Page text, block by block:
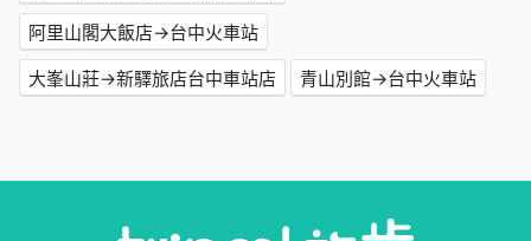
阿里山閣大飯店→台中火車站
大峯山莊→新驛旅店台中車站店
青山別館→台中火車站